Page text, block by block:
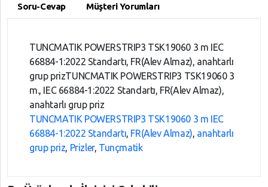
Soru-Cevap Müşteri Yorumları
TUNCMATIK POWERSTRIP3 TSK19060 3 m IEC
66884-1:2022 Standartı, FR(Alev Almaz), anahtarlı
grup prizTUNCMATIK POWERSTRIP3 TSK19060 3
m., IEC 66884-1:2022 Standartı, FR(Alev Almaz),
anahtarlı grup priz
TUNCMATIK POWERSTRIP3 TSK19060 3 m IEC
66884-1:2022 Standartı FR(Alev Almaz) anahtarlı
grup priz Prizler, Tunçmatik